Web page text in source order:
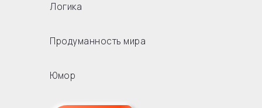
Логика
Продуманность мира
Юмор